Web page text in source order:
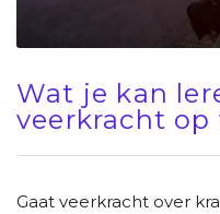
Wat je kan
veerkracht op
Gaat veerkracht over